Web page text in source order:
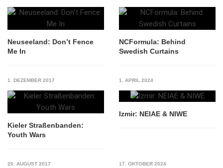
Neuseeland: Don’t Fence
Me In
NCFormula: Behind
Swedish Curtains
1. DEZEMBER 2017
Kieler Straßenbanden:
Youth Wars
1. APRIL 2024
Izmir: NEIAE & NIWE
20. AUGUST 2017 17. OKTOBER 2024